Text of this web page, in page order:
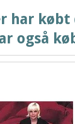
har
også